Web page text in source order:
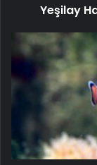
Yeşilay